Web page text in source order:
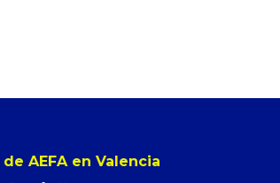
AEFA en Valencia